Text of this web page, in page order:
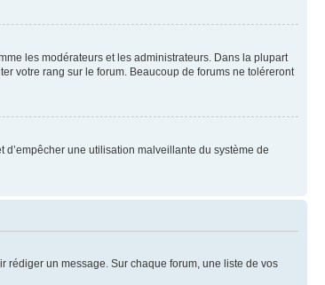
les modérateurs et les administrateurs. Dans la plupart
votre rang sur le forum. Beaucoup de forums ne toléreront
une utilisation malveillante du système de
rédiger un message. Sur chaque forum, une liste de vos